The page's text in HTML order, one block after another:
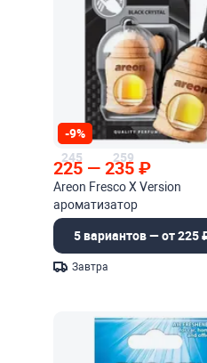
-9%
245
225 — 259
235₽
Areon Fresco X Version
ароматизатор
5 вариантов — от 225
Завтра